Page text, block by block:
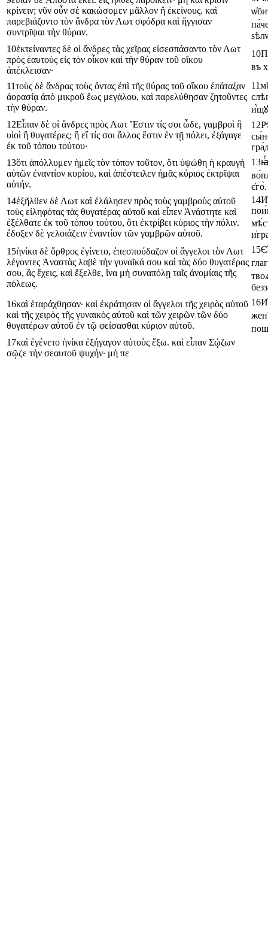
κρίνειν; νῦν οὖν σὲ κακώσομεν μᾶλλον ἢ ἐκείνους. καὶ
παρεβιάζοντο τὸν ἄνδρα τὸν Λωτ σφόδρα καὶ ἤγγισαν
συντρῖψαι τὴν θύραν.
10ἐκτείναντες δὲ οἱ ἄνδρες τὰς χεῖρας εἰσεσπάσαντο τὸν Λωτ
πρὸς ἑαυτοὺς εἰς τὸν οἶκον καὶ τὴν θύραν τοῦ οἴκου
ἀπέκλεισαν·
10
въ
11τοὺς δὲ ἄνδρας τοὺς ὄντας ἐπὶ τῆς θύρας τοῦ οἴκου ἐπάταξαν
ἀορασίᾳ ἀπὸ μικροῦ ἕως μεγάλου, καὶ παρελύθησαν ζητοῦντες
τὴν θύραν.
11
12Εἶπαν δὲ οἱ ἄνδρες πρὸς Λωτ Ἔστιν τίς σοι ὧδε, γαμβροὶ ἢ
υἱοὶ ἢ θυγατέρες; ἢ εἴ τίς σοι ἄλλος ἔστιν ἐν τῇ πόλει, ἐξάγαγε
ἐκ τοῦ τόπου τούτου·
12
13ὅτι ἀπόλλυμεν ἡμεῖς τὸν τόπον τοῦτον, ὅτι ὑψώθη ἡ κραυγὴ
αὐτῶν ἐναντίον κυρίου, καὶ ἀπέστειλεν ἡμᾶς κύριος ἐκτρῖψαι
αὐτήν.
13
є҆го̀.
14ἐξῆλθεν δὲ Λωτ καὶ ἐλάλησεν πρὸς τοὺς γαμβροὺς αὐτοῦ
τοὺς εἰληφότας τὰς θυγατέρας αὐτοῦ καὶ εἶπεν Ἀνάστητε καὶ
ἐξέλθατε ἐκ τοῦ τόπου τούτου, ὅτι ἐκτρίβει κύριος τὴν πόλιν.
ἔδοξεν δὲ γελοιάζειν ἐναντίον τῶν γαμβρῶν αὐτοῦ.
14
15ἡνίκα δὲ ὄρθρος ἐγίνετο, ἐπεσπούδαζον οἱ ἄγγελοι τὸν Λωτ
λέγοντες Ἀναστὰς λαβὲ τὴν γυναῖκά σου καὶ τὰς δύο θυγατέρας
σου, ἃς ἔχεις, καὶ ἔξελθε, ἵνα μὴ συναπόλῃ ταῖς ἀνομίαις τῆς
πόλεως.
15
16καὶ ἐταράχθησαν· καὶ ἐκράτησαν οἱ ἄγγελοι τῆς χειρὸς αὐτοῦ
καὶ τῆς χειρὸς τῆς γυναικὸς αὐτοῦ καὶ τῶν χειρῶν τῶν δύο
θυγατέρων αὐτοῦ ἐν τῷ φείσασθαι κύριον αὐτοῦ.
16И҆
17καὶ ἐγένετο ἡνίκα ἐξήγαγον αὐτοὺς ἔξω. καὶ εἶπαν Σῴζων
σῷζε τὴν σεαυτοῦ ψυχήν· μὴ πε